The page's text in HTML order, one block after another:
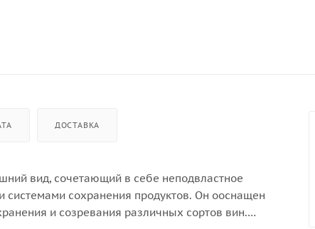
ДОСТАВКА
вид, сочетающий в себе неподвластное
сохранения продуктов. Он ооснащен
и созревания различных сортов вин.